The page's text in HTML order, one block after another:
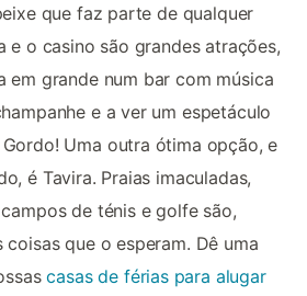
que faz parte de qualquer
e o casino são grandes atrações,
em grande num bar com música
e a ver um espetáculo
Uma outra ótima opção, e
é Tavira. Praias imaculadas,
de ténis e golfe são,
coisas que o esperam. Dê uma
casas de férias para alugar